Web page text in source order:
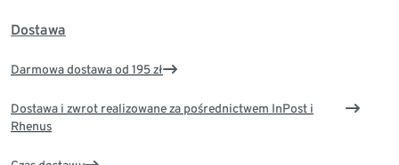
Dostawa
Darmowa dostawa od 195 zł
Dostawa i zwrot realizowane za pośrednictwem InPost i
Rhenus